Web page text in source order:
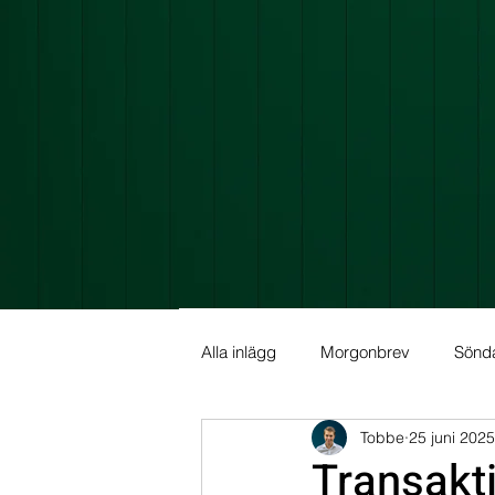
Alla inlägg Morgonbrev
Allmän info Fundamental
Tobbe 25 juni 2025